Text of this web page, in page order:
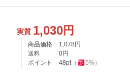
実質 1,030円
商品価格 1,078 円
送料
0円
ポイント
48pt（ 5%）